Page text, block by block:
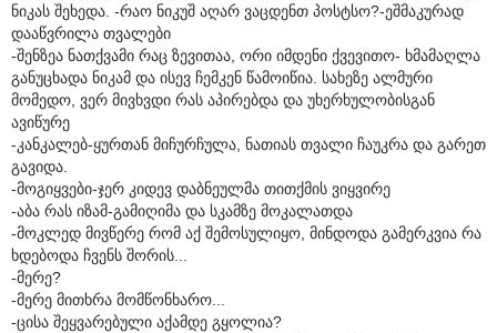
ნიკას შეხედა. -რაო ნიკუშ აღარ ვაცდენთ პოსტსო?-ეშმაკურად
დააწვრილა თვალები
-შენზეა ნათქვამი რაც ზევითაა, ორი იმდენი ქვევითო- ხმამაღლა
განუცხადა ნიკამ და ისევ ჩემკენ წამოიწია. სახეზე ალმური
მომედო, ვერ მივხვდი რას აპირებდა და უხერხულობისგან
ავიწურე
-კანკალებ-ყურთან მიჩურჩულა, ნათიას თვალი ჩაუკრა და გარეთ
გავიდა.
-მოგიყვები-ჯერ კიდევ დაბნეულმა თითქმის ვიყვირე
-აბა რას იზამ-გამიღიმა და სკამზე მოკალათდა
-მოკლედ მივწერე რომ აქ შემოსულიყო, მინდოდა გამერკვია რა
ხდებოდა ჩვენს შორის...
-მერე?
-მერე მითხრა მომწონხარო...
-ცისა შეყვარებული აქამდე გყოლია?